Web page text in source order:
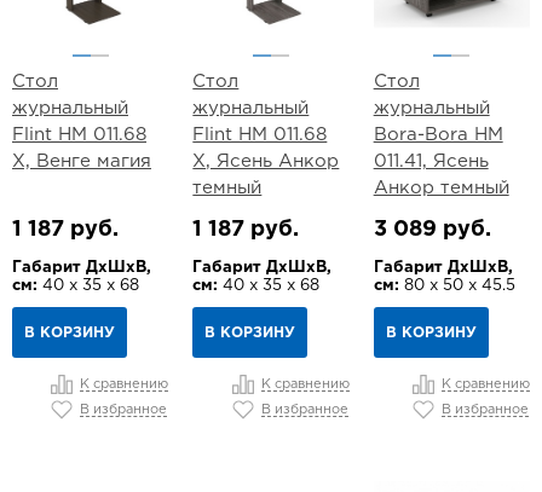
Стол
журнальный
Flint НМ 011.68
Х, Венге магия
1 187 руб.
Габарит ДхШхВ,
см: 40 х 35 х 68
В КОРЗИНУ
К сравнению
В избранное
Стол
журнальный
Flint НМ 011.68
Х, Ясень Анкор
темный
1 187 руб.
Габарит ДхШхВ,
см: 40 х 35 х 68
В КОРЗИНУ
К сравнению
В избранное
Стол
журнальный
Bora-Bora НМ
011.41, Ясень
Анкор темный
3 089 руб.
Габарит ДхШхВ,
см: 80 х 50 х 45.5
В КОРЗИНУ
К сравнению
В избранное